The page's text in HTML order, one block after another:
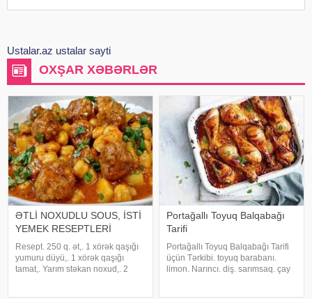
Ustalar.az ustalar sayti
OXŞAR XƏBƏRLƏR
ƏTLİ NOXUDLU SOUS, İSTİ
YEMEK RESEPTLERİ
Resept. 250 q. ət,. 1 xörək qaşığı
yumuru düyü,. 1 xörək qaşığı
tamat,. Yarım stəkan noxud,. 2
Portağallı Toyuq Balqabağı
Tarifi
Portağallı Toyuq Balqabağı Tarifi
üçün Tərkibi. toyuq barabanı.
limon. Narıncı. diş. sarımsaq. çay